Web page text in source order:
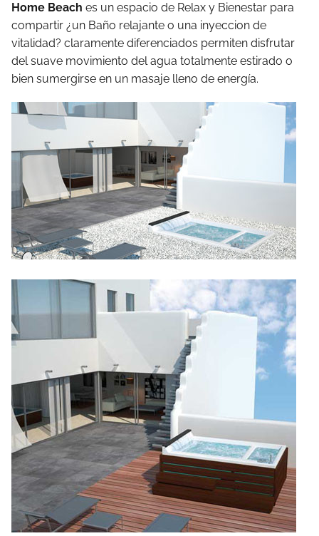
Home Beach es un espacio de Relax y Bienestar para
compartir ¿un Baño relajante o una inyeccion de
vitalidad? claramente diferenciados permiten disfrutar
del suave movimiento del agua totalmente estirado o
bien sumergirse en un masaje lleno de energía.